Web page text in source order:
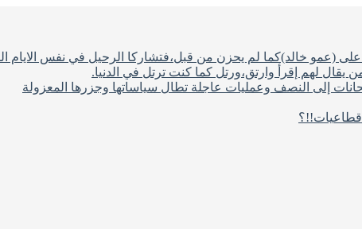
(عمو خالد)كما لم يحزن من قبل،فتشاركا الرحيل في نفس الايام
لهم إقرأ وارتق،ورتل كما كنت ترتل في الدنيا.
إلى النصف وعمليات عاجلة تطال سياساتها وجزرها المعزولة